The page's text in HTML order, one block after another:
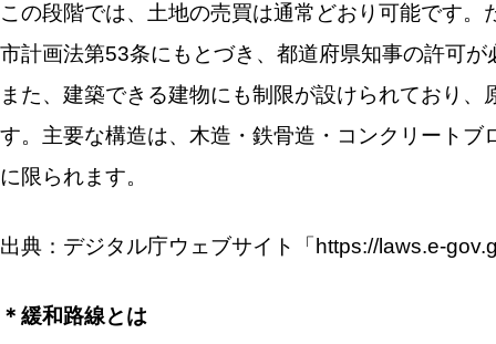
この段階では、土地の売買は通常どおり可能です
市計画法第53条にもとづき、都道府県知事の許可が
また、建築できる建物にも制限が設けられており
す。主要な構造は、木造・鉄骨造・コンクリート
に限られます。
出典：デジタル庁ウェブサイト「https://laws.e-
＊緩和路線とは